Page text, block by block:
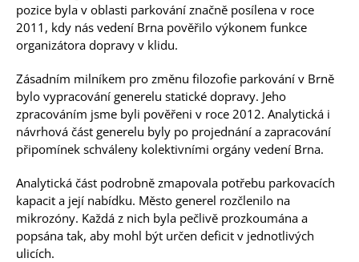
pozice byla v oblasti parkování značně posílena v roce
2011, kdy nás vedení Brna pověřilo výkonem funkce
organizátora dopravy v klidu.
Zásadním milníkem pro změnu filozofie parkování v Brně
bylo vypracování generelu statické dopravy. Jeho
zpracováním jsme byli pověřeni v roce 2012. Analytická i
návrhová část generelu byly po projednání a zapracování
připomínek schváleny kolektivními orgány vedení Brna.
Analytická část podrobně zmapovala potřebu parkovacích
kapacit a její nabídku. Město generel rozčlenilo na
mikrozóny. Každá z nich byla pečlivě prozkoumána a
popsána tak, aby mohl být určen deficit v jednotlivých
ulicích.